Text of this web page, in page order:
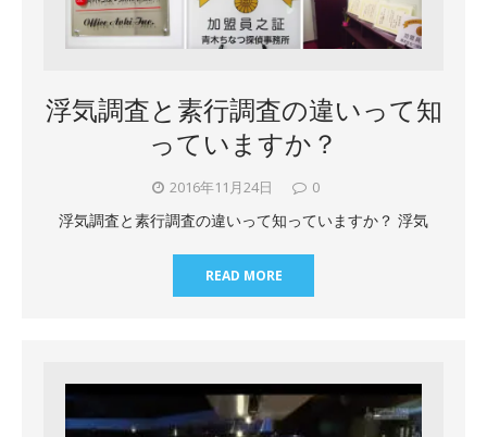
浮気調査と素行調査の違いって知
っていますか？
2016年11月24日 0
浮気調査と素行調査の違いって知っていますか？ 浮気
READ MORE